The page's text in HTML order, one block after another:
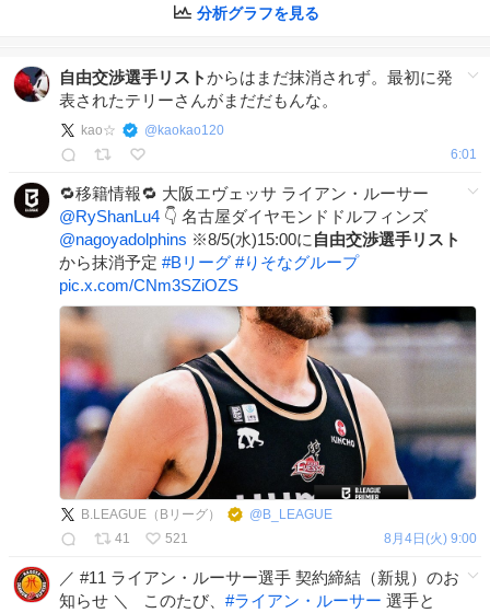
分析グラフを見る
自由交渉選手リストからはまだ抹消されず。最初に発
表されたテリーさんがまだだもんな。
kao☆ @ kaokao120
6:01
🔁移籍情報🔁 大阪エヴェッサ ライアン・ルーサー
@RyShanLu4 👇 名古屋ダイヤモンドドルフィンズ
@nagoyadolphins ※8/5(水)15:00に 自由交渉選手リスト
から抹消予定 #Bリーグ #りそなグループ
pic.x.com/CNm3SZiOZS
B.LEAGUE（Bリーグ） @ B_LEAGUE
41
521 8月4日(火) 9:00
／ #11 ライアン・ルーサー選手 契約締結（新規）のお
知らせ ＼ このたび、 #ライアン・ルーサー 選手と